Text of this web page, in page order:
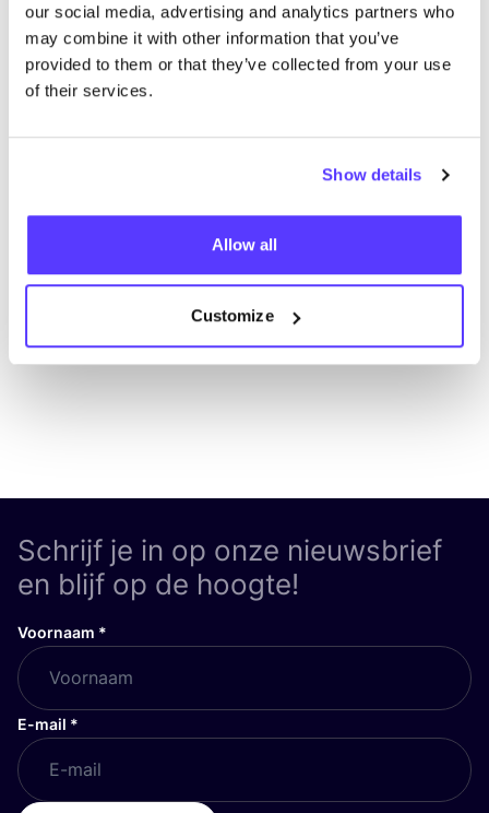
our social media, advertising and analytics partners who
may combine it with other information that you’ve
provided to them or that they’ve collected from your use
of their services.
Show details
Allow all
Customize
Aan route toevoegen Bezoek webshop
List Map
Schrijf je in op onze nieuwsbrief
en blijf op de hoogte!
Voornaam *
E-mail *